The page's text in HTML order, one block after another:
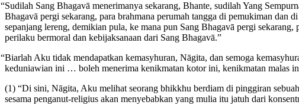
“Sudilah Sang Bhagavā menerimanya sekarang, Bhante, sudilah Yang
Bhagavā pergi sekarang, para brahmana perumah tangga di pemukiman dan
sepanjang lereng, demikian pula, ke mana pun Sang Bhagavā pergi
perilaku bermoral dan kebijaksanaan dari Sang Bhagavā.”
“Biarlah Aku tidak mendapatkan kemasyhuran, Nāgita, dan semoga
keduniawian ini … boleh menerima kenikmatan kotor ini, kenikmatan malas
(1) “Di sini, Nāgita, Aku melihat seorang bhikkhu berdiam di pinggiran
sesama penganut-religius akan menyebabkan yang mulia itu jatuh dari